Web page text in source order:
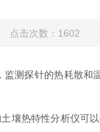
点击次数：1602
测探针的热耗散
热特性分析仪可